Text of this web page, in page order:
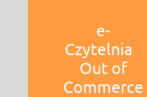
e-
Czytelnia
Out of
Commerce